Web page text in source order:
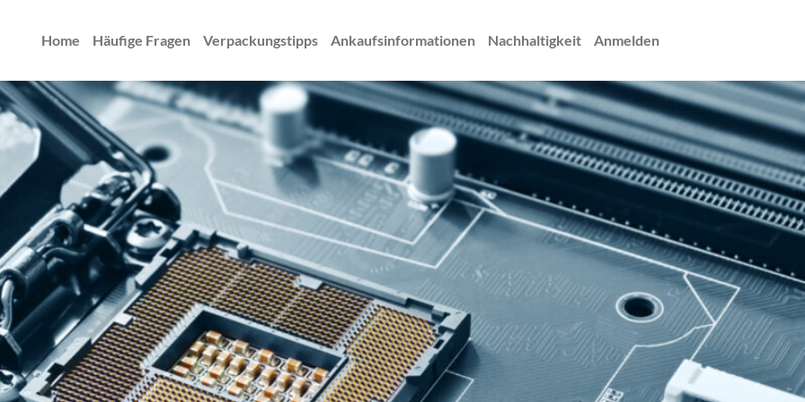
Home Häufige Fragen Verpackungstipps Ankaufsinformationen Nachhaltigkeit Anmelden